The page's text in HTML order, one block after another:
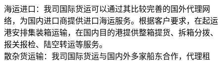
海运进口：我司国际货运可以通过其比较完善的国外代理网
络，为国内进口商提供进口海运服务。根据客户要求，在起运
港安排集装箱运输，在国内目的港提供整箱提货、拆箱分拨、
报关报检、陆空转运等服务。
散杂货运输：我司国际货运与国内外多家船东合作，代理租